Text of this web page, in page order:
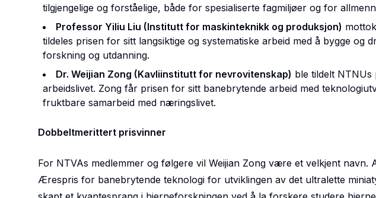
tilgjengelige og forståelige, både for spesialiserte fagmiljøer og for
Professor Yiliu Liu (Institutt for maskinteknikk og produksjon) mottok
tildeles prisen for sitt langsiktige og systematiske arbeid med å bygge og
forskning og utdanning.
Dr. Weijian Zong (Kavliinstitutt for nevrovitenskap) ble tildelt NTNUs
arbeidslivet. Zong får prisen for sitt banebrytende arbeid med
fruktbare samarbeid med næringslivet.
Dobbeltmerittert prisvinner
For NTVAs medlemmer og følgere vil Weijian Zong være et velkjent navn.
Ærespris for banebrytende teknologi for utviklingen av det ultralette